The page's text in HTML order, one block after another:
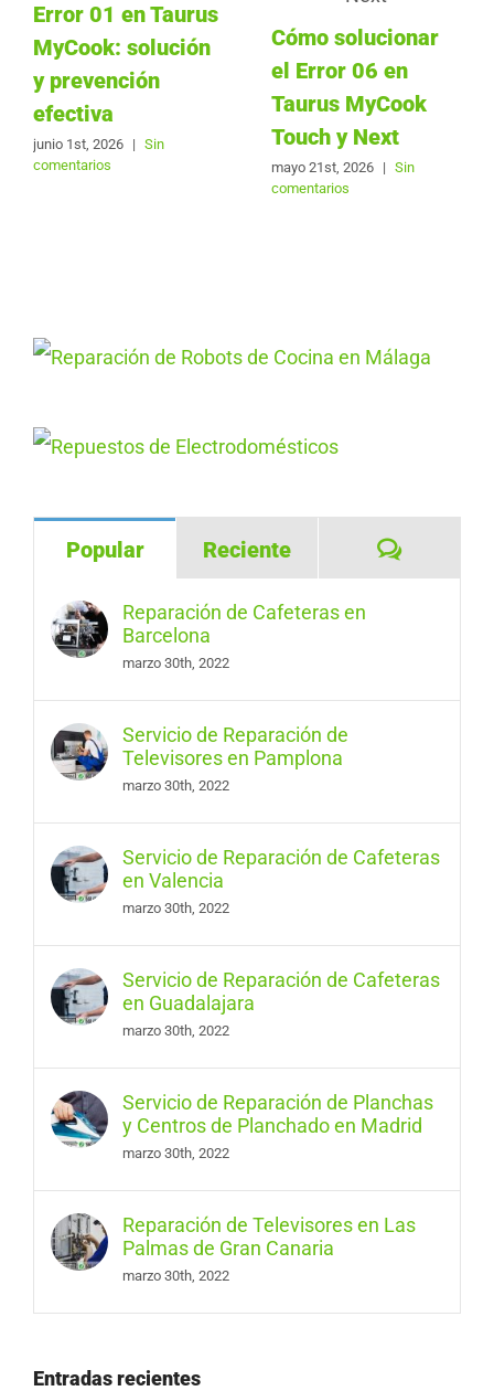
Error 01 en Taurus
MyCook: solución
y prevención
efectiva
junio 1st, 2026 | Sin
comentarios
Cómo solucionar
el Error 06 en
Taurus MyCook
Touch y Next
mayo 21st, 2026 | Sin
comentarios
Popular Reciente
Reparación de Cafeteras en
Barcelona
marzo 30th, 2022
Servicio de Reparación de
Televisores en Pamplona
marzo 30th, 2022
Servicio de Reparación de Cafeteras
en Valencia
marzo 30th, 2022
Servicio de Reparación de Cafeteras
en Guadalajara
marzo 30th, 2022
Servicio de Reparación de Planchas
y Centros de Planchado en Madrid
marzo 30th, 2022
Reparación de Televisores en Las
Palmas de Gran Canaria
marzo 30th, 2022
Entradas recientes